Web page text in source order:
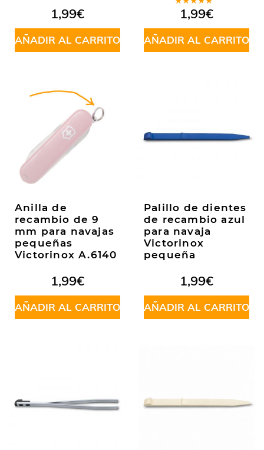
1,99€
AÑADIR AL CARRITO
Valorado
en5.00de
5
1,99€
AÑADIR AL CARRITO
Anilla de
recambio de 9
mm para navajas
pequeñas
Victorinox A.6140
1,99€
AÑADIR AL CARRITO
Palillo de dientes
de recambio azul
para navaja
Victorinox
pequeña
1,99€
AÑADIR AL CARRITO